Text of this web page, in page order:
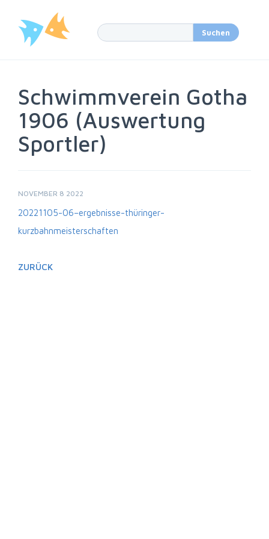
Schwimmverein Gotha
1906 (Auswertung
Sportler)
NOVEMBER 8 2022
20221105-06–ergebnisse-thüringer-
kurzbahnmeisterschaften
ZURÜCK